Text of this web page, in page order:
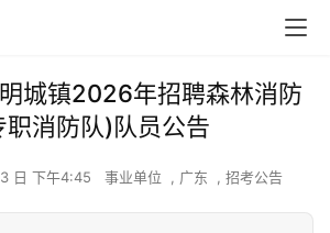
城镇2026年招聘森林消防
消防队)队员公告
日 下午4:45 事业单位 , 广东 , 招考公告